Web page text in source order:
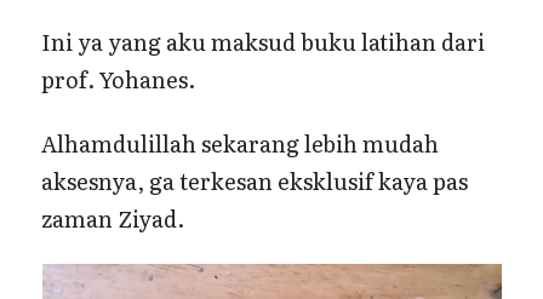
Ini ya yang aku maksud buku latihan dari
prof. Yohanes.
Alhamdulillah sekarang lebih mudah
aksesnya, ga terkesan eksklusif kaya pas
zaman Ziyad.